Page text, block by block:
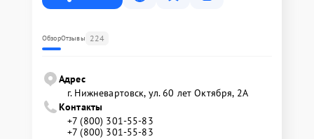
ОбзорОтзывы 224
Адрес
г. Нижневартовск, ул. 60 лет Октября, 2А
Контакты
+7 (800) 301-55-83
+7 (800) 301-55-83